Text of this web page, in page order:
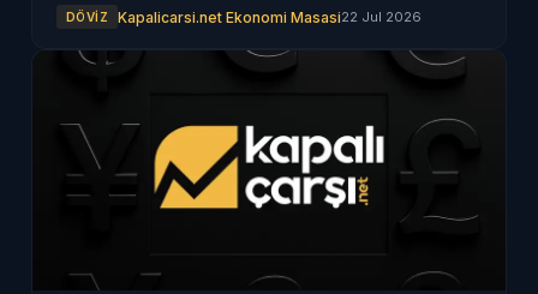
DÖVIZ Kapalicarsi.net Ekonomi Masasi22 Jul 2026